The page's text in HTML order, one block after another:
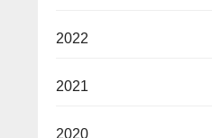
2022
2021
2020